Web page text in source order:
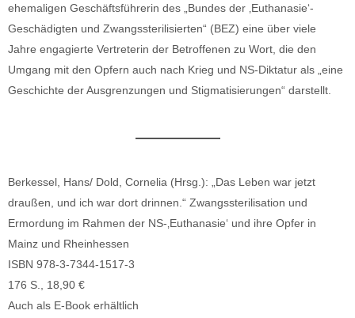
ehemaligen Geschäftsführerin des „Bundes der ‚Euthanasie‘-
Geschädigten und Zwangssterilisierten“ (BEZ) eine über viele
Jahre engagierte Vertreterin der Betroffenen zu Wort, die den
Umgang mit den Opfern auch nach Krieg und NS-Diktatur als „eine
Geschichte der Ausgrenzungen und Stigmatisierungen“ darstellt.
Berkessel, Hans/ Dold, Cornelia (Hrsg.): „Das Leben war jetzt
draußen, und ich war dort drinnen.“ Zwangssterilisation und
Ermordung im Rahmen der NS-‚Euthanasie‘ und ihre Opfer in
Mainz und Rheinhessen
ISBN 978-3-7344-1517-3
176 S., 18,90 €
Auch als E-Book erhältlich